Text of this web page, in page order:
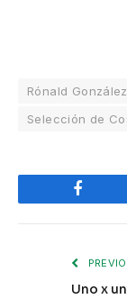
Rónald González
Selección de
Uno x